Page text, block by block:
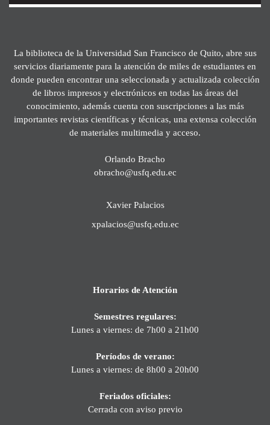
La biblioteca de la Universidad San Francisco de Quito, abre sus
servicios diariamente para la atención de miles de estudiantes en
donde pueden encontrar una seleccionada y actualizada colección
de libros impresos y electrónicos en todas las áreas del
conocimiento, además cuenta con suscripciones a las más
importantes revistas científicas y técnicas, una extensa colección
de materiales multimedia y acceso.
Orlando Bracho
obracho@usfq.edu.ec
Xavier Palacios
xpalacios@usfq.edu.ec
Horarios de Atención
Semestres regulares:
Lunes a viernes: de 7h00 a 21h00
Períodos de verano:
Lunes a viernes: de 8h00 a 20h00
Feriados oficiales:
Cerrada con aviso previo